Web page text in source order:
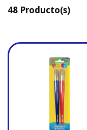
48 Producto(s)